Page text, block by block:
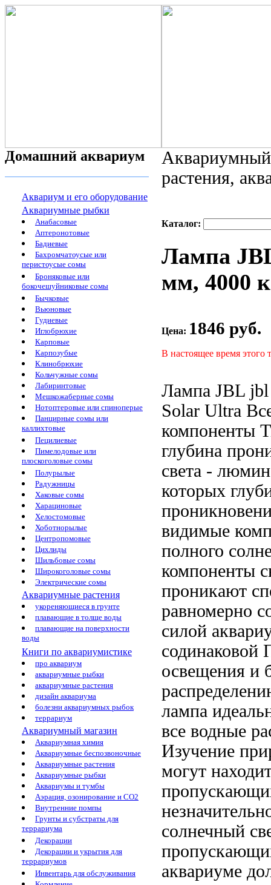
Домашний аквариум
Аквариум и его оборудование
Аквариумные рыбки
Анабасовые
Аптеронотовые
Бадиевые
Бахромчатоусые или
перистоусые сомы
Броняковые или
бокочешуйниковые сомы
Бычковые
Вьюновые
Гудиевые
Иглобрюхие
Карповые
Карпозубые
Клинобрюхие
Кольчужные сомы
Лабиринтовые
Мешкожаберные сомы
Нотоптеровые или спиноперые
Панцирные сомы или
каллихтовые
Пецилиевые
Пимелодовые или
плоскоголовые сомы
Полурылые
Радужницы
Хаковые сомы
Харациновые
Хелостомовые
Хоботнорылые
Центропомовые
Цихлиды
Шильбовые сомы
Широкоголовые сомы
Электрические сомы
Аквариумные растения
укореняющиеся в грунте
плавающие в толще воды
плавающие на поверхности
воды
Книги по аквариумистике
про аквариум
аквариумные рыбки
аквариумные растения
дизайн аквариума
болезни аквариумных рыбок
террариум
Аквариумный магазин
Аквариумная химия
Аквариумные беспозвоночные
Аквариумные растения
Аквариумные рыбки
Аквариумы и тумбы
Аэрация, озонирование и CO2
Внутренние помпы
Грунты и субстраты для
террариума
Декорации
Декорации и укрытия для
террариумов
Инвентарь для обслуживания
растения,
Каталог:
Лампа
мм, 4000 к
Цена: 1846 руб.
В настоящее время этого
Лампа JBL jbl
Solar Ultra
компоненты
глубина
света -
которых
видимые
полного
компоненты
проникают
равномерно
силой
содинаковой
освещения и
лампа
все водные
Изучение
могут
солнечный
аквариуме